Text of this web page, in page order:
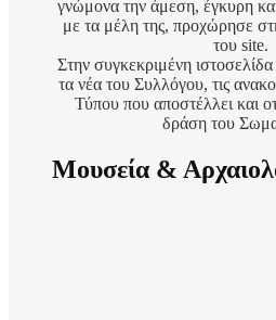
γνώμονα την άμεση, έγκυρη
με τα μέλη της, προχώρησε
του site.
Στην συγκεκριμένη
τα νέα του Συλλόγου, τις
Τύπου που αποστέλλει και
δράση του
Μουσεία &